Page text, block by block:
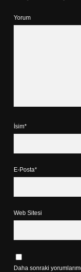
Yorum
İsim*
E-Posta*
Web Sitesi
Daha sonraki